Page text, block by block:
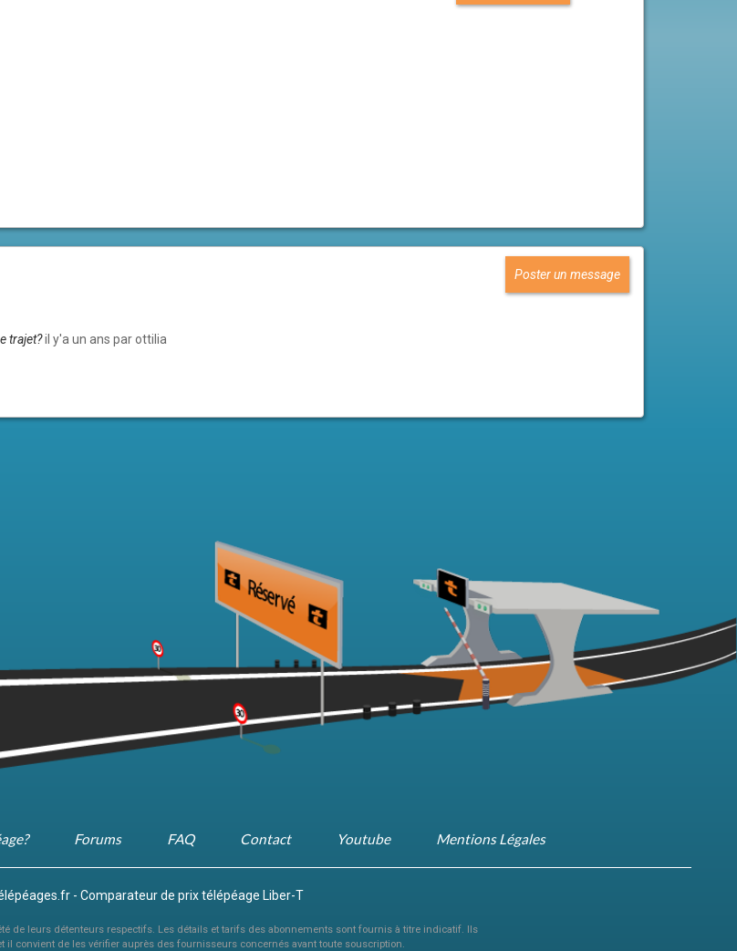
Poster un message
trajet? il y'a un ans par ottilia
Forums FAQ Contact Youtube Mentions Légales
- Comparateur de prix télépéage Liber-T
de leurs détenteurs respectifs. Les détails et tarifs des abonnements sont fournis à titre indicatif. Ils
il convient de les vérifier auprès des fournisseurs concernés avant toute souscription.